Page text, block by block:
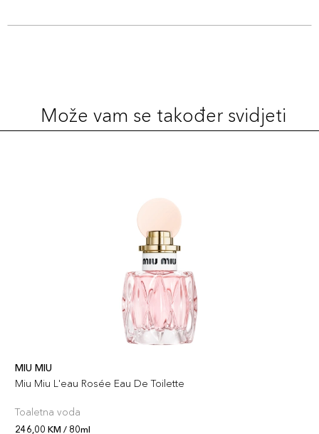
Može vam se također svidjeti
MIU MIU
Miu Miu L'eau Rosée Eau De Toilette
Toaletna voda
246,00 KM / 80ml